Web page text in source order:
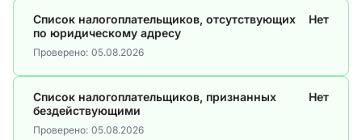
Список налогоплательщиков, отсутствующих
по юридическому адресу
Нет
Проверено: 05.08.2026
Список налогоплательщиков, признанных
бездействующими
Нет
Проверено: 05.08.2026